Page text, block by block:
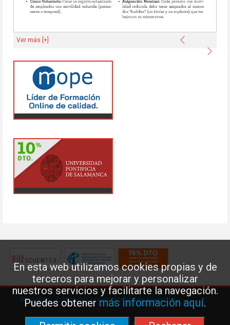
En esta web utilizamos cookies propias y de
terceros para mejorar y personalizar
nuestros servicios y facilitarte la navegación.
Puedes obtenermás información aquí.
Anterior
Ver más [+]
Aviso legal·Política de Cookies·Política de privacidad